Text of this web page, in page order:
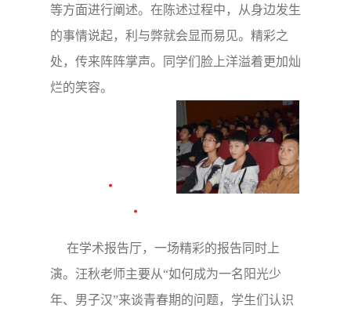
等方面进行阐述。在陈述过程中，从身边发生
的事情说起，利与弊就会显而易见。精彩之
处，传来阵阵掌声。同学们脸上洋溢着更加灿
烂的笑容。
在学术报告厅，一场精彩的报告同时上
演。汪秋老师主要从“如何成为一名阳光少
年、男子汉”来谈青春期的问题，学生们认识